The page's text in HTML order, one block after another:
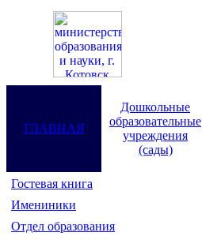
ГЛАВНАЯ
Дошкольные
образовательные
учреждения
(сады)
Гостевая книга
Имениники
Отдел образования